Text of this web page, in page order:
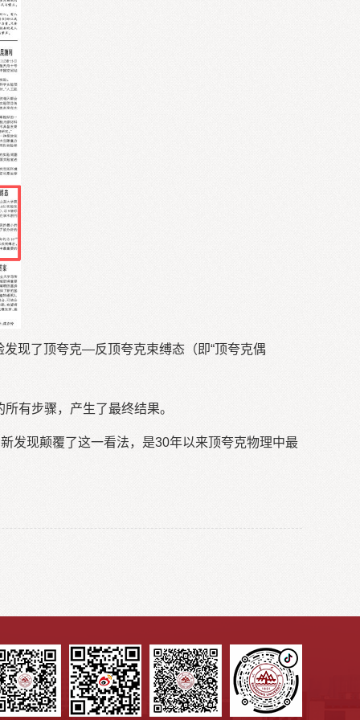
现了顶夸克—反顶夸克束缚态（即“顶夸克偶
有步骤，产生了最终结果。
发现颠覆了这一看法，是30年以来顶夸克物理中最